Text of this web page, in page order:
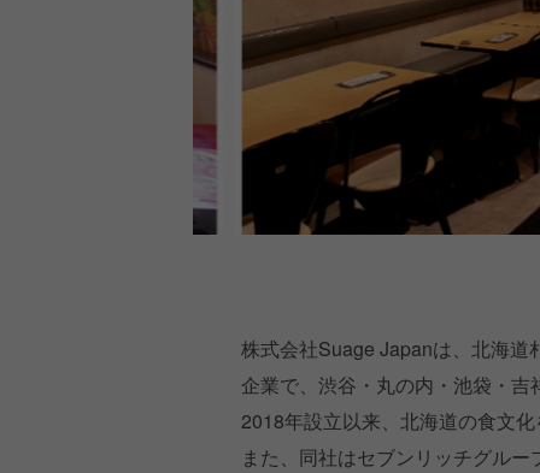
株式会社Suage Japanは、北海
企業で、渋谷・丸の内・池袋・
2018年設立以来、北海道の食文
また、同社はセブンリッチグル